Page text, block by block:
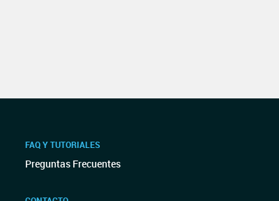
FAQ Y TUTORIALES
Preguntas Frecuentes